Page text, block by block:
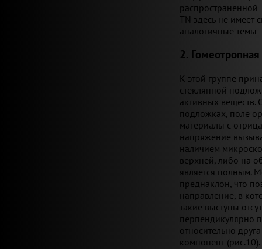
распространенной
TN здесь не имеет
аналогичные темы
2.
К этой группе
стеклянной
активных
подложках, поле
материалы с
напряжение
наличием
верхней, либо на
является полным.
преднаклон, что
направление, в
такие выступы
перпендикулярно
относительно
компонент (рис.10).